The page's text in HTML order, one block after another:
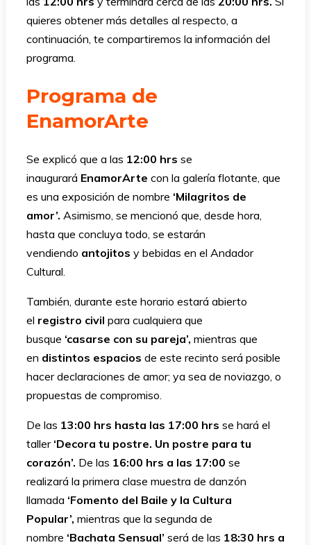
quieres obtener más detalles al respecto, a
continuación, te compartiremos la información del
programa.
Programa de
EnamorArte
Se explicó que a las 12:00 hrs se
inaugurará EnamorArte con la galería flotante, que
es una exposición de nombre ‘Milagritos de
amor’. Asimismo, se mencionó que, desde hora,
hasta que concluya todo, se estarán
vendiendo antojitos y bebidas en el Andador
Cultural.
También, durante este horario estará abierto
el registro civil para cualquiera que
busque ‘casarse con su pareja’, mientras que
en distintos espacios de este recinto será posible
hacer declaraciones de amor; ya sea de noviazgo, o
propuestas de compromiso.
De las 13:00 hrs hasta las 17:00 hrs se hará el
taller ‘Decora tu postre. Un postre para tu
corazón’. De las 16:00 hrs a las 17:00 se
realizará la primera clase muestra de danzón
llamada ‘Fomento del Baile y la Cultura
Popular’, mientras que la segunda de
nombre ‘Bachata Sensual’ será de las 18:30 hrs a